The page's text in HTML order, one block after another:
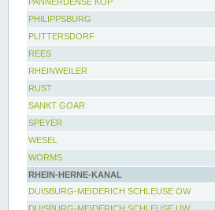
PHILIPPSBURG
PLITTERSDORF
REES
RHEINWEILER
RUST
SANKT GOAR
SPEYER
WESEL
WORMS
RHEIN-HERNE-KANAL
DUISBURG-MEIDERICH SCHLEUSE OW